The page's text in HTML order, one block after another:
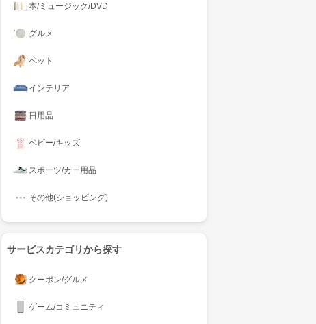
本/ミュージック/DVD
グルメ
ペット
インテリア
日用品
ベビー/キッズ
スポーツ/カー用品
その他(ショッピング)
サービスカテゴリから探す
クーポン/グルメ
ゲーム/コミュニティ